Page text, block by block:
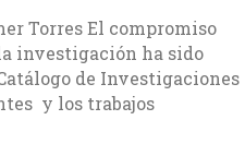
Torres El compromiso
investigación ha sido
de Investigaciones
y los trabajos